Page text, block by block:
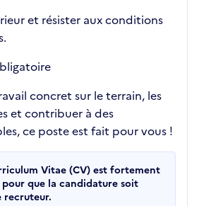
et résister aux conditions
concret sur le terrain, les
et contribuer à des
ce poste est fait pour vous !
Vitae (CV) est fortement
que la candidature soit
recruteur.